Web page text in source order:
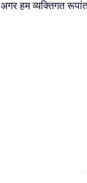
अगर हम व्यक्तिगत